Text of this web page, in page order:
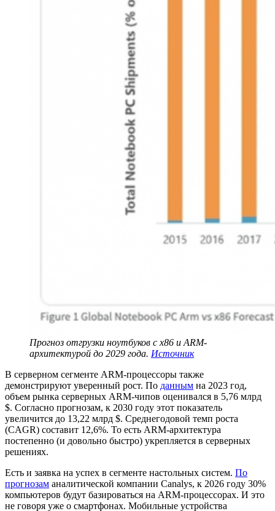
Прогноз отгрузки ноутбуков с x86 и ARM-
архитектурой до 2029 года. Источник
В серверном сегменте ARM-процессоры также
демонстрируют уверенный рост. По данным на 2023 год,
объем рынка серверных ARM-чипов оценивался в 5,76 млрд
$. Согласно прогнозам, к 2030 году этот показатель
увеличится до 13,22 млрд $. Среднегодовой темп роста
(CAGR) составит 12,6%. То есть ARM-архитектура
постепенно (и довольно быстро) укрепляется в серверных
решениях.
Есть и заявка на успех в сегменте настольных систем. По
прогнозам аналитической компании Canalys, к 2026 году 30%
компьютеров будут базироваться на ARM-процессорах. И это
не говоря уже о смартфонах. Мобильные устройства